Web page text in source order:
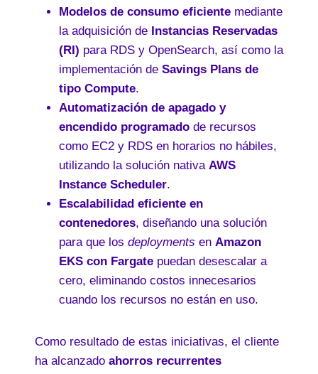
Modelos de consumo eficiente mediante
la adquisición de Instancias Reservadas
(RI) para RDS y OpenSearch, así como la
implementación de Savings Plans de
tipo Compute.
Automatización de apagado y
encendido programado de recursos
como EC2 y RDS en horarios no hábiles,
utilizando la solución nativa AWS
Instance Scheduler.
Escalabilidad eficiente en
contenedores, diseñando una solución
para que los deployments en Amazon
EKS con Fargate puedan desescalar a
cero, eliminando costos innecesarios
cuando los recursos no están en uso.
Como resultado de estas iniciativas, el cliente
ha alcanzado ahorros recurrentes